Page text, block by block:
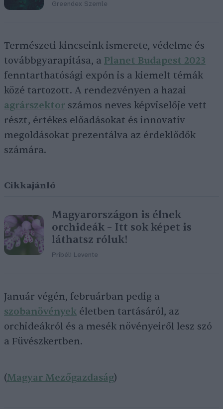
Greendex Szemle
Természeti kincseink ismerete, védelme és
továbbgyarapítása, a Planet Budapest 2023
fenntarthatósági expón is a kiemelt témák
közé tartozott. A rendezvényen a hazai
agrárszektor számos neves képviselője vett
részt, értékes előadásokat és innovatív
megoldásokat prezentálva az érdeklődők
számára.
Cikkajánló
Magyarországon is élnek
orchideák – Itt sok képet is
láthatsz róluk!
Pribéli Levente
Január végén, februárban pedig a
szobanövények életben tartásáról, az
orchideákról és a mesék növényeiről lesz szó
a Füvészkertben.
(Magyar Mezőgazdaság)